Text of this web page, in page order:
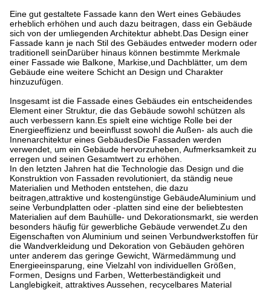
Eine gut gestaltete Fassade kann den Wert eines Gebäudes
erheblich erhöhen und auch dazu beitragen, dass ein Gebäude
sich von der umliegenden Architektur abhebt.Das Design einer
Fassade kann je nach Stil des Gebäudes entweder modern oder
traditionell seinDarüber hinaus können bestimmte Merkmale
einer Fassade wie Balkone, Markise,und Dachblätter, um dem
Gebäude eine weitere Schicht an Design und Charakter
hinzuzufügen.
Insgesamt ist die Fassade eines Gebäudes ein entscheidendes
Element einer Struktur, die das Gebäude sowohl schützen als
auch verbessern kann.Es spielt eine wichtige Rolle bei der
Energieeffizienz und beeinflusst sowohl die Außen- als auch die
Innenarchitektur eines GebäudesDie Fassaden werden
verwendet, um ein Gebäude hervorzuheben, Aufmerksamkeit zu
erregen und seinen Gesamtwert zu erhöhen.
In den letzten Jahren hat die Technologie das Design und die
Konstruktion von Fassaden revolutioniert, da ständig neue
Materialien und Methoden entstehen, die dazu
beitragen,attraktive und kostengünstige GebäudeAluminium und
seine Verbundplatten oder -platten sind eine der beliebtesten
Materialien auf dem Bauhülle- und Dekorationsmarkt, sie werden
besonders häufig für gewerbliche Gebäude verwendet.Zu den
Eigenschaften von Aluminium und seinen Verbundwerkstoffen für
die Wandverkleidung und Dekoration von Gebäuden gehören
unter anderem das geringe Gewicht, Wärmedämmung und
Energieeinsparung, eine Vielzahl von individuellen Größen,
Formen, Designs und Farben, Wetterbeständigkeit und
Langlebigkeit, attraktives Aussehen, recycelbares Material